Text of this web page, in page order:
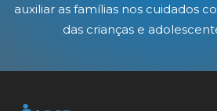
auxiliar as famílias nos cuidados
das crianças e